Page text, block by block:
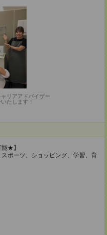
リアアドバイザー
たします！
★】
ポーツ、ショッピング、学習、育